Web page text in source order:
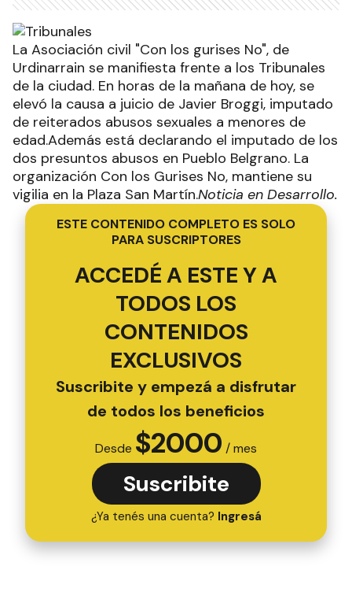
La Asociación civil "Con los gurises No", de
Urdinarrain se manifiesta frente a los Tribunales
de la ciudad. En horas de la mañana de hoy, se
elevó la causa a juicio de Javier Broggi, imputado
de reiterados abusos sexuales a menores de
edad.Además está declarando el imputado de los
dos presuntos abusos en Pueblo Belgrano. La
organización Con los Gurises No, mantiene su
vigilia en la Plaza San Martín.Noticia en Desarrollo.
ESTE CONTENIDO COMPLETO ES SOLO
PARA SUSCRIPTORES
ACCEDÉ A ESTE Y A
TODOS LOS
CONTENIDOS
EXCLUSIVOS
Suscribite y empezá a disfrutar
de todos los beneficios
Desde $2000 / mes
Suscribite
¿Ya tenés una cuenta? Ingresá